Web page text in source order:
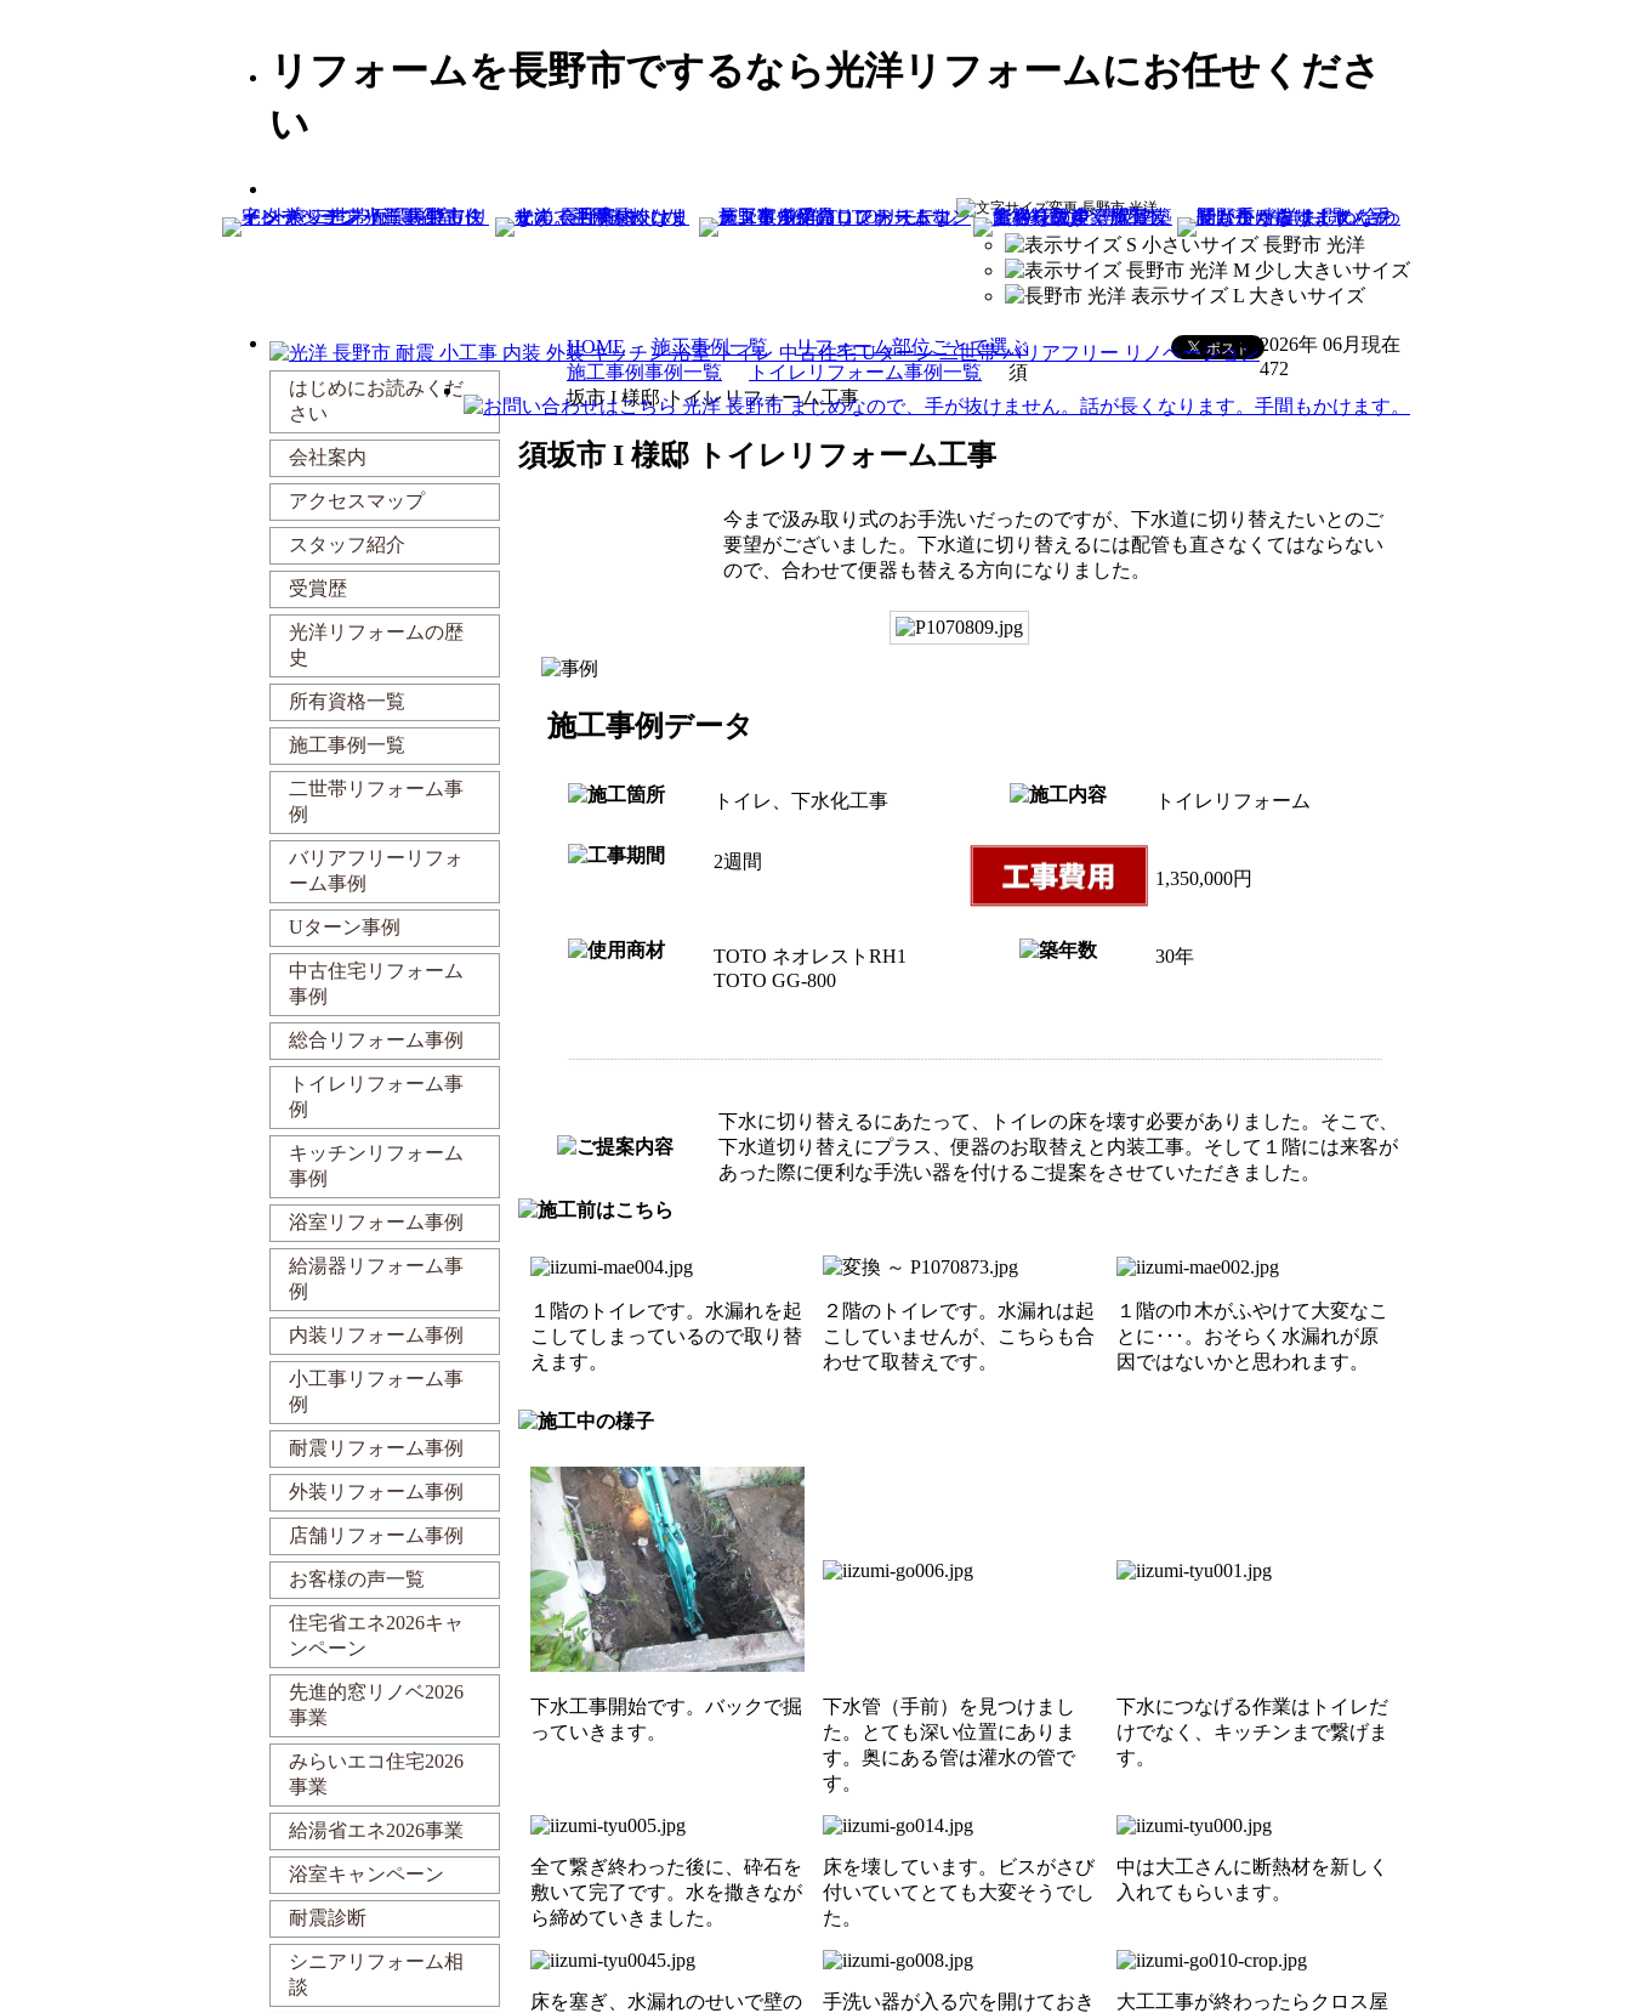
リフォームを長野市でするなら光洋リフォームにお任せくださ
い
2026年 06月現在
472
HOME 施工事例一覧
リフォーム部位ごとで選ぶ
施工事例事例一覧
トイレリフォーム事例一覧
須
坂市 I 様邸 トイレリフォーム工事
須坂市 I 様邸 トイレリフォーム工事
今まで汲み取り式のお手洗いだったのですが、下水道に切り替えたいとのご
要望がございました。下水道に切り替えるには配管も直さなくてはならない
ので、合わせて便器も替える方向になりました。
施工事例データ
トイレ、下水化工事 トイレリフォーム
2週間
1,350,000円
TOTO ネオレストRH1
TOTO GG-800
30年
下水に切り替えるにあたって、トイレの床を壊す必要がありました。そこで、
下水道切り替えにプラス、便器のお取替えと内装工事。そして１階には来客が
あった際に便利な手洗い器を付けるご提案をさせていただきました。
１階のトイレです。水漏れを起
こしてしまっているので取り替
えます。
２階のトイレです。水漏れは起
こしていませんが、こちらも合
わせて取替えです。
１階の巾木がふやけて大変なこ
とに･･･。おそらく水漏れが原
因ではないかと思われます。
下水工事開始です。バックで掘
っていきます。
下水管（手前）を見つけまし
た。とても深い位置にありま
す。奥にある管は灌水の管で
す。
下水につなげる作業はトイレだ
けでなく、キッチンまで繋げま
す。
全て繋ぎ終わった後に、砕石を
敷いて完了です。水を撒きなが
ら締めていきました。
床を壊しています。ビスがさび
付いていてとても大変そうでし
た。
中は大工さんに断熱材を新しく
入れてもらいます。
床を塞ぎ、水漏れのせいで壁の
手洗い器が入る穴を開けておき
大工工事が終わったらクロス屋
はじめにお読みくだ
さい
会社案内
アクセスマップ
スタッフ紹介
受賞歴
光洋リフォームの歴
史
所有資格一覧
施工事例一覧
二世帯リフォーム事
例
バリアフリーリフォ
ーム事例
Uターン事例
中古住宅リフォーム
事例
総合リフォーム事例
トイレリフォーム事
例
キッチンリフォーム
事例
浴室リフォーム事例
給湯器リフォーム事
例
内装リフォーム事例
小工事リフォーム事
例
耐震リフォーム事例
外装リフォーム事例
店舗リフォーム事例
お客様の声一覧
住宅省エネ2026キャ
ンペーン
先進的窓リノベ2026
事業
みらいエコ住宅2026
事業
給湯省エネ2026事業
浴室キャンペーン
耐震診断
シニアリフォーム相
談